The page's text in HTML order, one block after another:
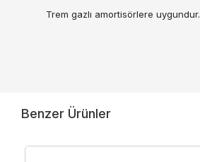
Trem gazlı amortisörlere uygundur.
Benzer Ürünler